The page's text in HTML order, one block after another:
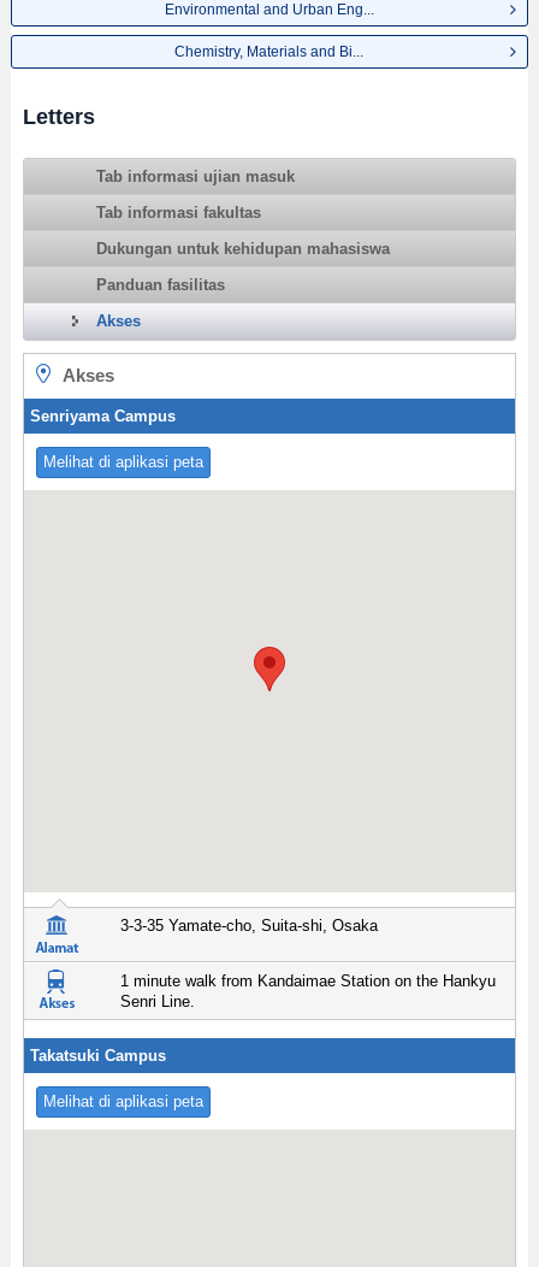
Environmental and Urban Eng...
Chemistry, Materials and Bi...
Letters
Tab informasi ujian masuk
Tab informasi fakultas
Dukungan untuk kehidupan mahasiswa
Panduan fasilitas
Akses
Akses
Senriyama Campus
Melihat di aplikasi peta
3-3-35 Yamate-cho, Suita-shi, Osaka
1 minute walk from Kandaimae Station on the Hankyu
Senri Line.
Takatsuki Campus
Melihat di aplikasi peta